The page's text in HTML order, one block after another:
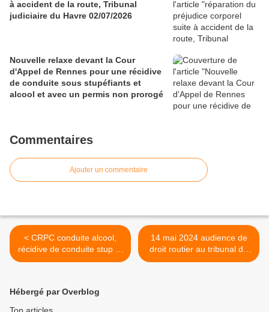
à accident de la route, Tribunal
judiciaire du Havre 02/07/2026
Nouvelle relaxe devant la Cour
d'Appel de Rennes pour une récidive
de conduite sous stupéfiants et
alcool et avec un permis non prorogé
Commentaires
Ajouter un commentaire
< CRPC conduite alcool,
récidive de conduite stup et
grand excès de vitesse
14 mai 2024 audience de
droit routier au tribunal de
Chartres >
Hébergé par Overblog
Top articles